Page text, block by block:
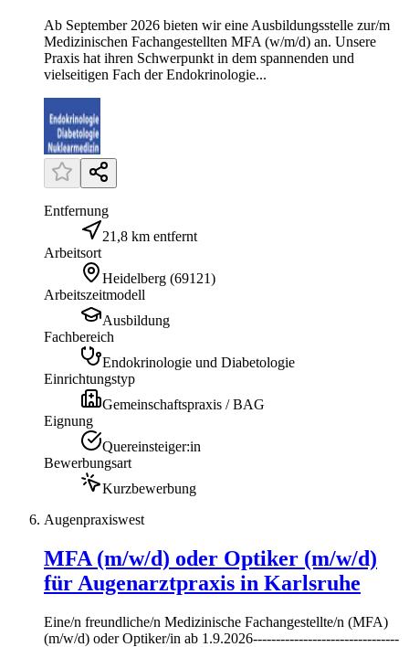
Ab September 2026 bieten wir eine Ausbildungsstelle zur/m
Medizinischen Fachangestellten MFA (w/m/d) an. Unsere
Praxis hat ihren Schwerpunkt in dem spannenden und
vielseitigen Fach der Endokrinologie...
Entfernung
21,8 km entfernt
Arbeitsort
Heidelberg (69121)
Arbeitszeitmodell
Ausbildung
Fachbereich
Endokrinologie und Diabetologie
Einrichtungstyp
Gemeinschaftspraxis / BAG
Eignung
Quereinsteiger:in
Bewerbungsart
Kurzbewerbung
Augenpraxiswest
MFA (m/w/d) oder Optiker (m/w/d)
für Augenarztpraxis in Karlsruhe
Eine/n freundliche/n Medizinische Fachangestellte/n (MFA)
(m/w/d) oder Optiker/in ab 1.9.2026--------------------------------